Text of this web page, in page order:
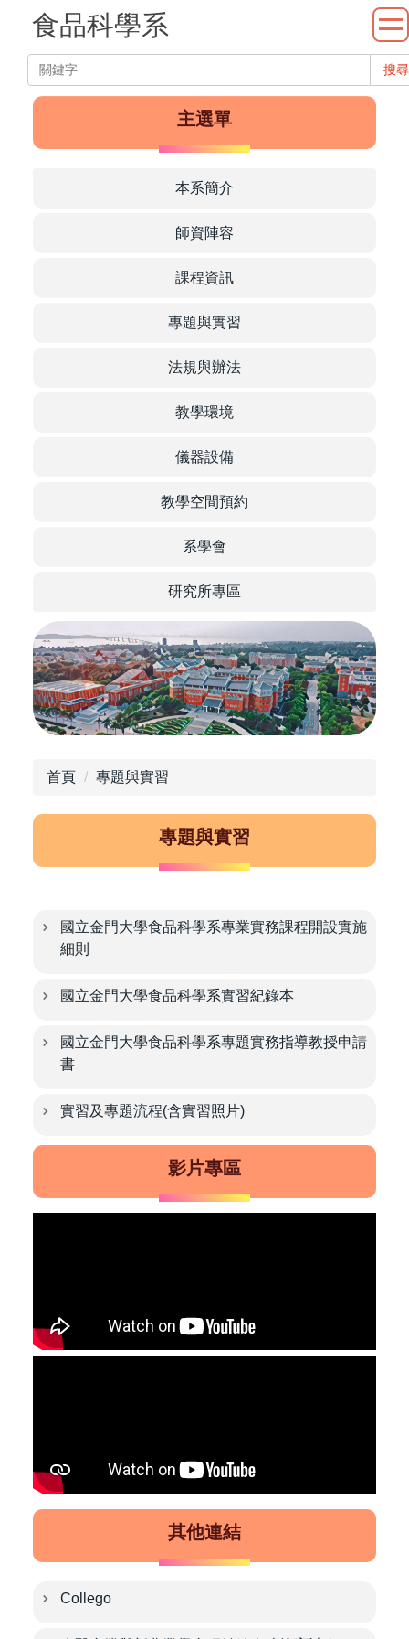
食品科學系
搜尋
主選單
本系簡介
師資陣容
課程資訊
專題與實習
法規與辦法
教學環境
儀器設備
教學空間預約
系學會
研究所專區
系
Department
of Food
Science
首頁 專題與實習
專題與實習
國立金門大學食品科學系專業實務課程開設實施
細則
國立金門大學食品科學系實習紀錄本
國立金門大學食品科學系專題實務指導教授申請
書
實習及專題流程(含實習照片)
影片專區
其他連結
Collego